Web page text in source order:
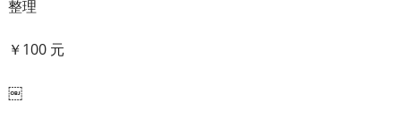
整理
￥100 元
￼